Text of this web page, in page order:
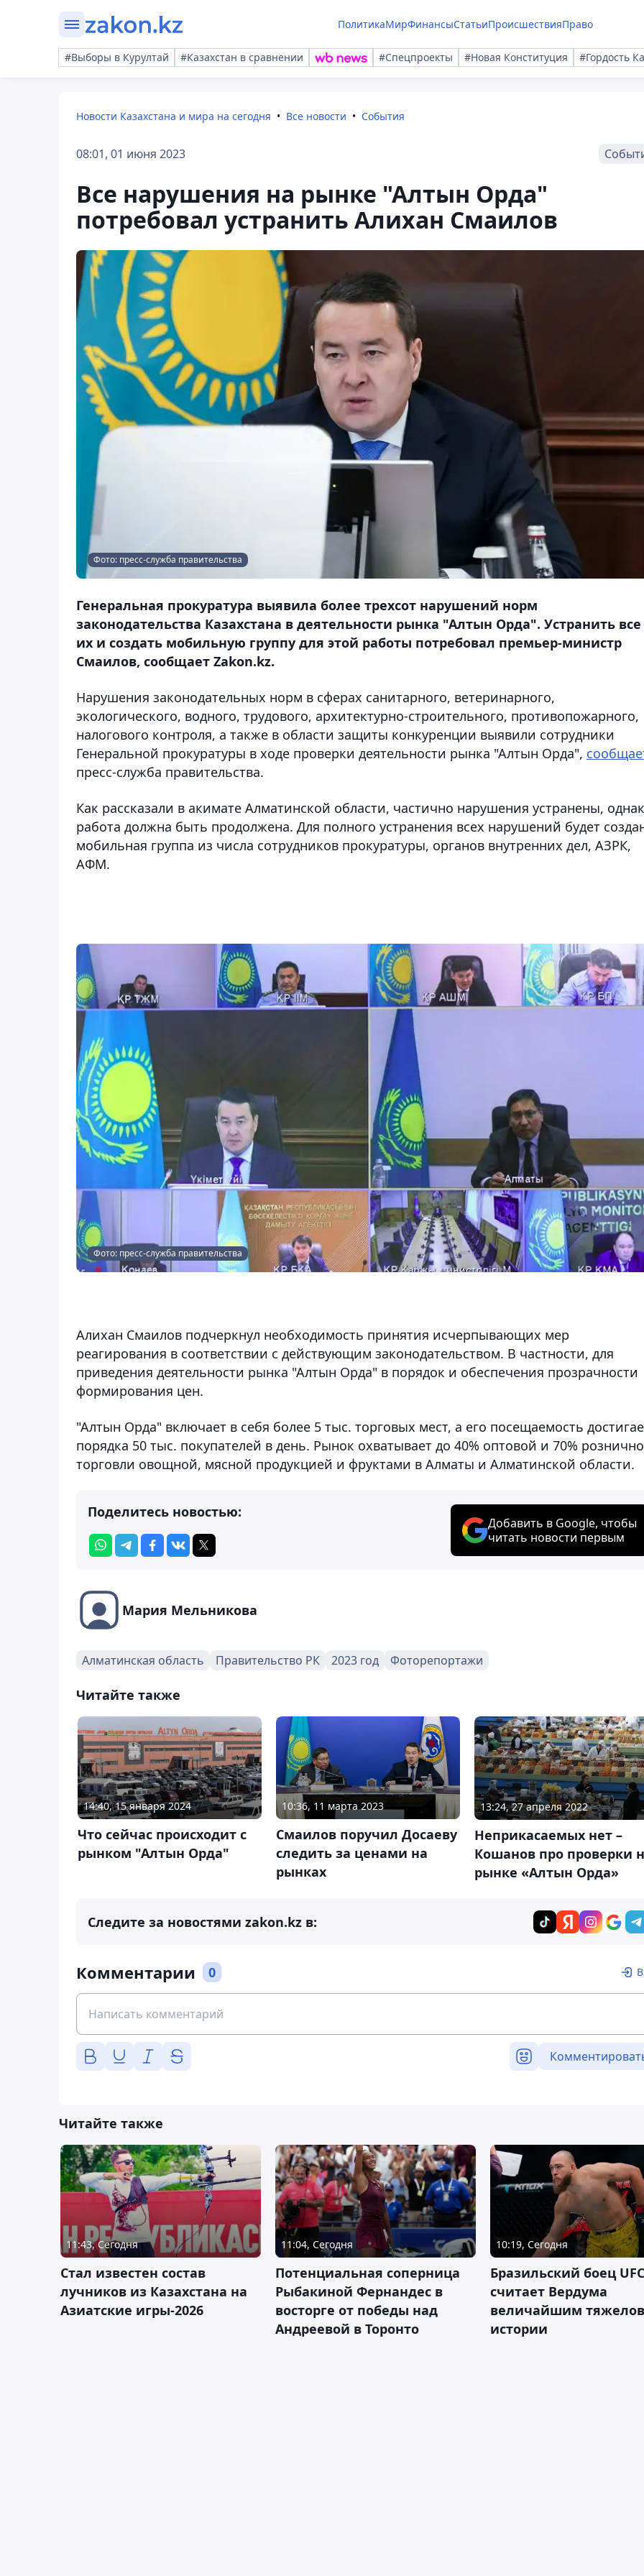
ПолитикаМирФинансыСтатьиПроисшествияПраво
#Выборы в Курултай #Казахстан в сравнении #Спецпроекты #Новая Конституция #Гордость
Новости Казахстана и мира на сегодня Все новости События
08:01, 01 июня 2023
Все нарушения на рынке "Алтын Орда"
потребовал устранить Алихан Смаилов
Фото: пресс-служба правительства
Генеральная прокуратура выявила более трехсот нарушений норм
законодательства Казахстана в деятельности рынка "Алтын Орда". Устранить все
их и создать мобильную группу для этой работы потребовал премьер-министр
Смаилов, сообщает Zakon.kz.
Нарушения законодательных норм в сферах санитарного, ветеринарного,
экологического, водного, трудового, архитектурно-строительного, противопожарного,
налогового контроля, а также в области защиты конкуренции выявили сотрудники
Генеральной прокуратуры в ходе проверки деятельности рынка "Алтын Орда",
пресс-служба правительства.
Как рассказали в акимате Алматинской области, частично нарушения устранены,
работа должна быть продолжена. Для полного устранения всех нарушений будет
мобильная группа из числа сотрудников прокуратуры, органов внутренних дел, АЗРК,
АФМ.
Фото: пресс-служба правительства
Алихан Смаилов подчеркнул необходимость принятия исчерпывающих мер
реагирования в соответствии с действующим законодательством. В частности, для
приведения деятельности рынка "Алтын Орда" в порядок и обеспечения прозрачности
формирования цен.
"Алтын Орда" включает в себя более 5 тыс. торговых мест, а его посещаемость
порядка 50 тыс. покупателей в день. Рынок охватывает до 40% оптовой и 70%
торговли овощной, мясной продукцией и фруктами в Алматы и Алматинской области.
Поделитесь новостью:
Добавить в Google, чтобы
читать новости первым
Мария Мельникова
Алматинская область Правительство РК 2023 год Фоторепортажи
Читайте также
14:40, 15 января 2024
Что сейчас происходит с
рынком "Алтын Орда"
10:36, 11 марта 2023
Смаилов поручил Досаеву
следить за ценами на
рынках
13:24, 27 апреля 2022
Неприкасаемых нет –
Кошанов про проверки
рынке «Алтын Орда»
Следите за новостями zakon.kz в:
Комментарии 0
Читайте также
11:43, Сегодня
Стал известен состав
лучников из Казахстана на
Азиатские игры-2026
11:04, Сегодня
Потенциальная соперница
Рыбакиной Фернандес в
восторге от победы над
Андреевой в Торонто
10:19, Сегодня
Бразильский боец
считает Вердума
величайшим
истории